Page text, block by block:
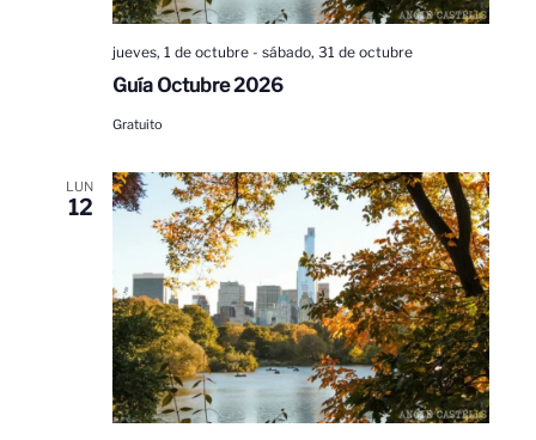
jueves, 1 de octubre- sábado, 31 de octubre
Guía Octubre 2026
Gratuito
LUN
12